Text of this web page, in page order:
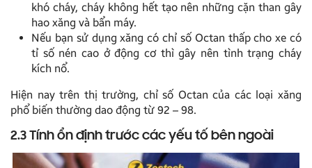
khó cháy, cháy không hết tạo nên những cặn than gây
hao xăng và bẩn máy.
Nếu bạn sử dụng xăng có chỉ số Octan thấp cho xe có
tỉ số nén cao ở động cơ thì gây nên tình trạng cháy
kích nổ.
Hiện nay trên thị trường, chỉ số Octan của các loại xăng
phổ biến thường dao động từ 92 – 98.
2.3 Tính ổn định trước các yếu tố bên ngoài